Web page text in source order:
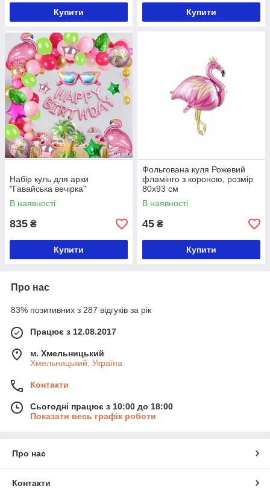
Купити Купити
Набір куль для арки
"Гавайська вечірка"
В наявності
835 ₴
Купити
Фольгована куля Рожевий
фламінго з короною, розмір
80х93 см
В наявності
45 ₴
Купити
Про нас
83% позитивних з 287 відгуків за рік
Працює з 12.08.2017
м. Хмельницький
Хмельницький, Україна
Контакти
Сьогодні працює з 10:00 до 18:00
Показати весь графік роботи
Про нас
Контакти